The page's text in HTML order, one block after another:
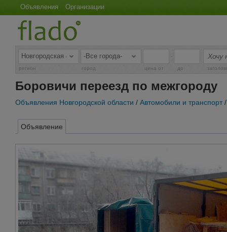
Объявления Организации
-
регион город цена от до
Боровичи переезд по межгороду
Объявления Новгородской области / Автомобили и транспорт
Объявление